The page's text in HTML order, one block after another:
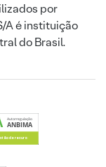
por
A é instituição
do Brasil.